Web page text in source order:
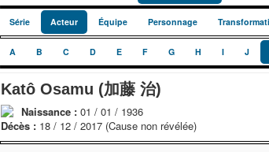
Série Acteur Équipe Personnage
A B C D E F G H I J
Katô Osamu (加藤 治)
Naissance : 01 / 01 / 1936
Décès : 18 / 12 / 2017 (Cause non révélée)